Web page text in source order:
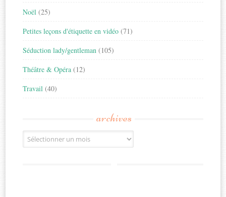
Noël (25)
Petites leçons d'étiquette en vidéo (71)
Séduction lady/gentleman (105)
Théâtre & Opéra (12)
Travail (40)
archives
Archives